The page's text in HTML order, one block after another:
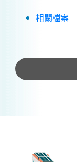
相關檔案